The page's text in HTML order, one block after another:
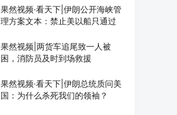
果然视频·看天下|伊朗公开海峡管
理方案文本：禁止美以船只通过
果然视频|两货车追尾致一人被
困，消防员及时到场救援
果然视频·看天下|伊朗总统质问美
国：为什么杀死我们的领袖？